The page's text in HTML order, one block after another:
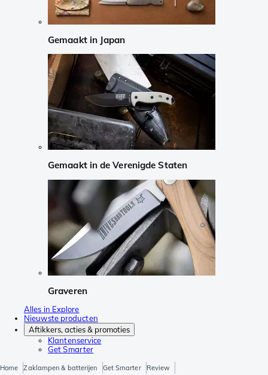
Gemaakt in Japan
Gemaakt in de Verenigde Staten
Graveren
Alles in Explore
Nieuwste producten
Aftikkers, acties & promoties
Klantenservice
Get Smarter
Home Zaklampen & batterijen Get Smarter
Review